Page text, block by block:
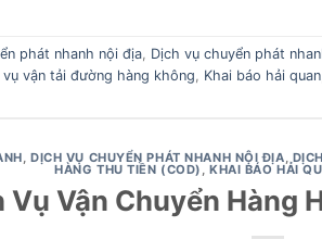
phát nhanh nội địa, Dịch vụ chuyển phát
vụ vận tải đường hàng không, Khai báo hải quan
,DỊCH VỤ CHUYỂN PHÁT NHANH NỘI ĐỊA,
HÀNG THU TIỀN (COD) ,KHAI BÁO HẢI
Vụ Vận Chuyển Hàng